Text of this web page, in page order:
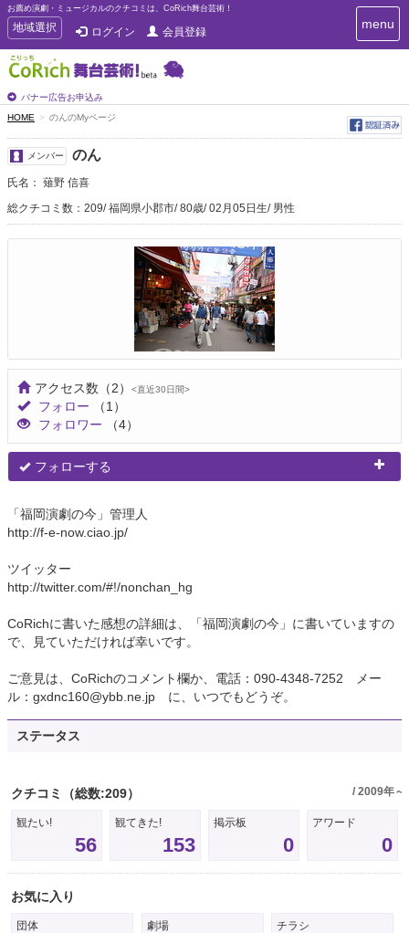
お薦め演劇・ミュージカルのクチコミは、CoRich舞台芸術！
T
o
g
g
e
n
a
v
i
g
t
i
地域選択 ログイン 会員登録
バナー広告お申込み
T
o
e
n
a
t
menu
HOME のんのMyページ
メンバー のん
氏名： 薙野 信喜
総クチコミ数：209 福岡県小郡市 80歳 02月05日生 男性
アクセス数 （2） <直近30日間>
フォロー
（1）
フォロワー
（4）
フォローする
「福岡演劇の今」管理人
http://f-e-now.ciao.jp/
ツイッター
http://twitter.com/#!/nonchan_hg
CoRichに書いた感想の詳細は、「福岡演劇の今」に書いていますの
で、見ていただければ幸いです。
ご意見は、CoRichのコメント欄か、電話：090-4348-7252 メー
ル：gxdnc160@ybb.ne.jp に、いつでもどうぞ。
ステータス
クチコミ （総数:209） / 2009年～
観たい!
56
観てきた!
153
掲示板
0
アワード
0
お気に入り
団体 劇場 チラシ